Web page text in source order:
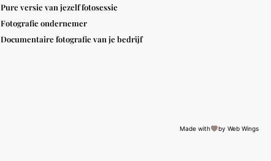
Pure versie van jezelf fotosessie
Fotografie ondernemer
Documentaire fotografie van je bedrijf
Made with by Web Wings